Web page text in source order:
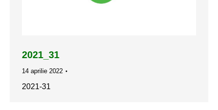
2021_31
14 aprilie 2022
2021-31